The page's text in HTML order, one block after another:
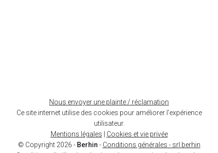
Leaflet| ©OpenStreetMapcontributors
Nous envoyer une plainte / réclamation
Ce site internet utilise des cookies pour améliorer l'expérience
utilisateur.
Mentions légales
Cookies et vie privée
© Copyright 2026 - Berhin - Conditions générales - srl berhin